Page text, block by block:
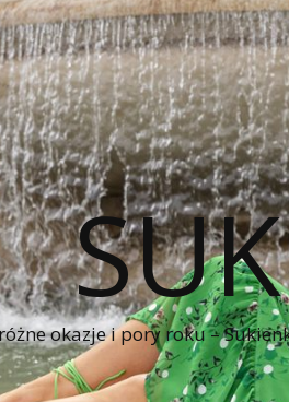
okazje i pory roku –